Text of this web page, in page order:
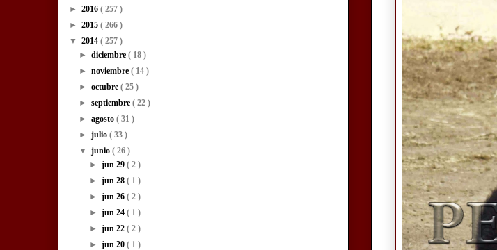
► 2016 ( 257 )
► 2015 ( 266 )
▼ 2014 ( 257 )
►diciembre( 18 )
►noviembre( 14 )
►octubre( 25 )
►septiembre( 22 )
►agosto( 31 )
►julio( 33 )
▼junio( 26 )
► jun 29 ( 2 )
► jun 28 ( 1 )
► jun 26 ( 2 )
► jun 24 ( 1 )
► jun 22 ( 2 )
► jun 20 ( 1 )